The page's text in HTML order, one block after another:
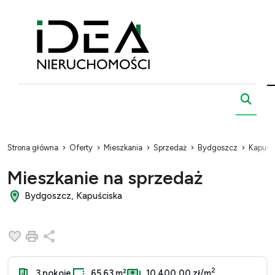
Strona główna Oferty Mieszkania Sprzedaż Bydgoszcz
Mieszkanie na sprzedaż
Bydgoszcz, Kapuściska
Dodaj do ulubionych
Drukuj
2